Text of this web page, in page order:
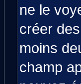
ne le
créer
moins
champ